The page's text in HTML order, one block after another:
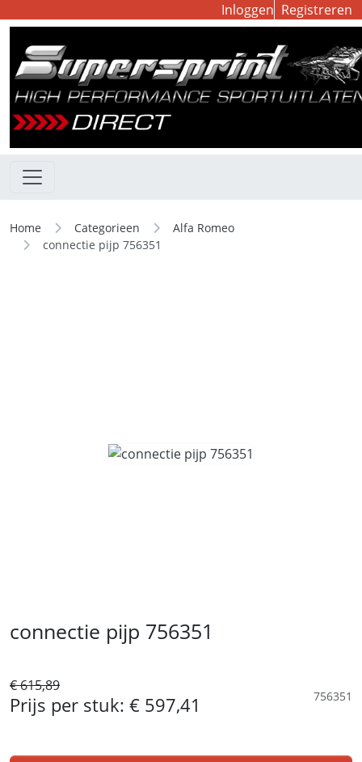
Inloggen Registreren
Home Categorieen
Alfa Romeo
connectie pijp 756351
connectie pijp 756351
€ 615,89
Prijs per stuk: € 597,41 756351